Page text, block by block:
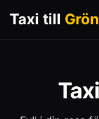
Taxi till